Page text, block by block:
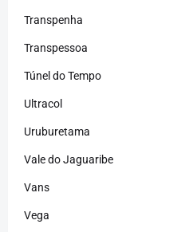
Transpenha
Transpessoa
Túnel do Tempo
Ultracol
Uruburetama
Vale do Jaguaribe
Vans
Vega